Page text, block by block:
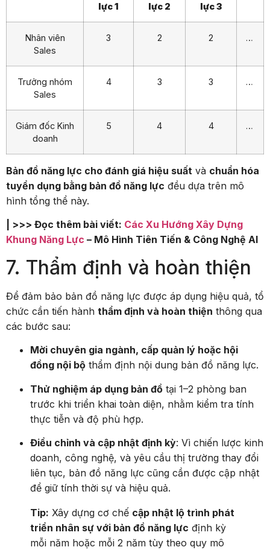
lực 1
lực 2
lực 3
Nhân viên
Sales
3 2 2 …
Trưởng nhóm
Sales
4 3 3 …
Giám đốc Kinh
doanh
5 4 4 …
Bản đồ năng lực cho đánh giá hiệu suất và chuẩn hóa
tuyển dụng bằng bản đồ năng lực đều dựa trên mô
hình tổng thể này.
| >>> Đọc thêm bài viết: Các Xu Hướng Xây Dựng
Khung Năng Lực – Mô Hình Tiên Tiến & Công Nghệ AI
7. Thẩm định và hoàn thiện
Để đảm bảo bản đồ năng lực được áp dụng hiệu quả, tổ
chức cần tiến hành thẩm định và hoàn thiện thông qua
các bước sau:
Mời chuyên gia ngành, cấp quản lý hoặc hội
đồng nội bộ thẩm định nội dung bản đồ năng lực.
Thử nghiệm áp dụng bản đồ tại 1–2 phòng ban
trước khi triển khai toàn diện, nhằm kiểm tra tính
thực tiễn và độ phù hợp.
Điều chỉnh và cập nhật định kỳ: Vì chiến lược kinh
doanh, công nghệ, và yêu cầu thị trường thay đổi
liên tục, bản đồ năng lực cũng cần được cập nhật
để giữ tính thời sự và hiệu quả.
Tip: Xây dựng cơ chế cập nhật lộ trình phát
triển nhân sự với bản đồ năng lực định kỳ
mỗi năm hoặc mỗi 2 năm tùy theo quy mô